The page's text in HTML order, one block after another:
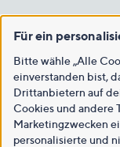
Für ein
Bitte wähle „Alle
einverstanden bist,
Drittanbietern auf
Cookies und andere
Marketingzwecken
personalisierte und